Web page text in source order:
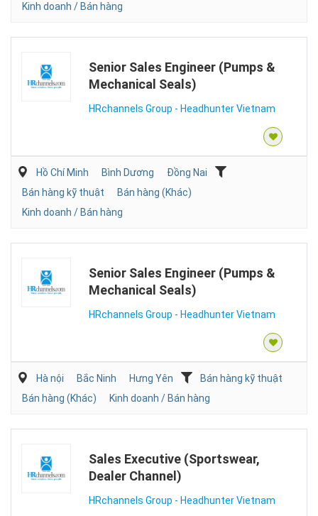
Kinh doanh / Bán hàng
Senior Sales Engineer (Pumps &
Mechanical Seals)
HRchannels Group - Headhunter Vietnam
Hồ Chí Minh Bình Dương
Đồng Nai
Bán hàng kỹ thuật
Bán hàng (Khác)
Kinh doanh / Bán hàng
Senior Sales Engineer (Pumps &
Mechanical Seals)
HRchannels Group - Headhunter Vietnam
Hà nội Bắc Ninh Hưng Yên
Bán hàng kỹ thuật
Bán hàng (Khác)
Kinh doanh / Bán hàng
Sales Executive (Sportswear,
Dealer Channel)
HRchannels Group - Headhunter Vietnam